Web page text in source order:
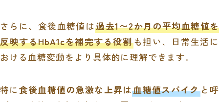
さらに、食後血糖値は過去1〜2か月の平均血糖値を
反映するHbA1cを補完する役割も担い、日常生活に
おける血糖変動をより具体的に理解できます。
特に食後血糖値の急激な上昇は血糖値スパイクと呼